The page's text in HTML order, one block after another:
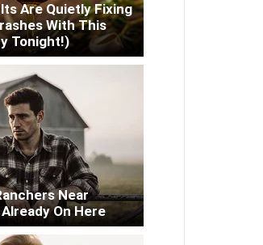
Are Quietly Fixing
With This
Tonight!)
Near
On Here